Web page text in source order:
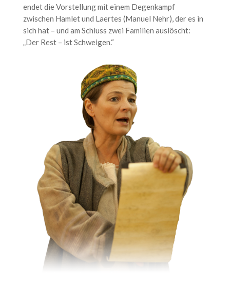
endet die Vorstellung mit einem Degenkampf
zwischen Hamlet und Laertes (Manuel Nehr), der es in
sich hat – und am Schluss zwei Familien auslöscht:
„Der Rest – ist Schweigen.“